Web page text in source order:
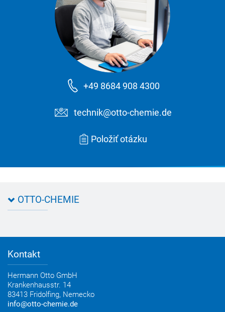
+49 8684 908 4300
technik@otto-chemie.de
Položiť otázku
OTTO-CHEMIE
Prístup
Kontakt
Hermann Otto GmbH
Krankenhausstr. 14
83413 Fridolfing, Nemecko
info@otto-chemie.de